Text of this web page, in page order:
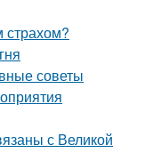
страхом?
советы
с Великой